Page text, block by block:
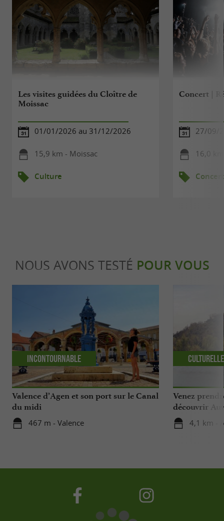
Les visites guidées du Cloître de
Moissac
01/01/2026 au 31/12/2026
15,9 km - Moissac
Culture
Concert |
27/09/
16,0
NOUS AVONS TESTÉ POUR VOUS
Valence d’Agen et son port sur le Canal
du midi
467 m - Valence
Incontournable
Venez
découvrir
4,1 km -
Culturelle